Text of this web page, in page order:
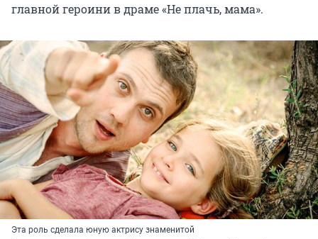
главной героини в драме «Не плачь, мама».
Эта роль сделала юную актрису знаменитой